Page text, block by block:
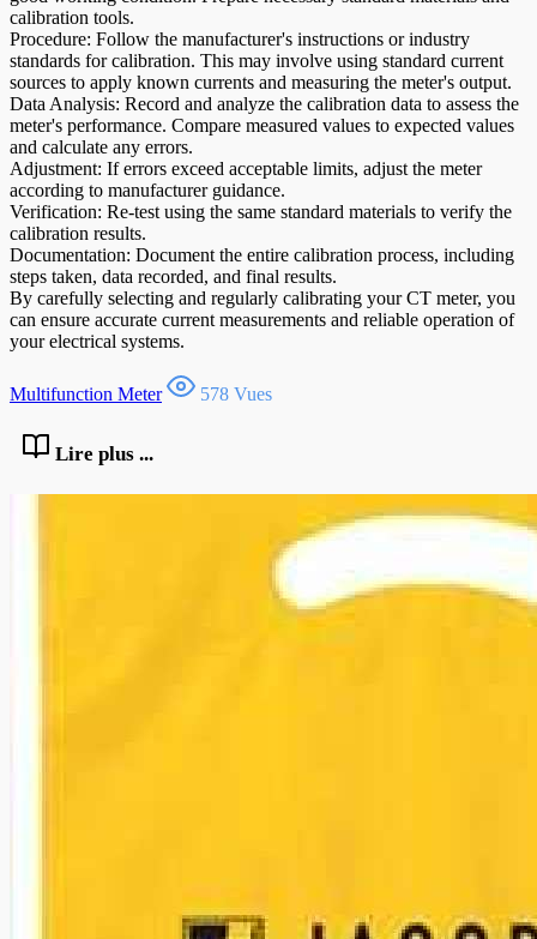
calibration tools.
Procedure: Follow the manufacturer's instructions or industry
standards for calibration. This may involve using standard current
sources to apply known currents and measuring the meter's output.
Data Analysis: Record and analyze the calibration data to assess the
meter's performance. Compare measured values to expected values
and calculate any errors.
Adjustment: If errors exceed acceptable limits, adjust the meter
according to manufacturer guidance.
Verification: Re-test using the same standard materials to verify the
calibration results.
Documentation: Document the entire calibration process, including
steps taken, data recorded, and final results.
By carefully selecting and regularly calibrating your CT meter, you
can ensure accurate current measurements and reliable operation of
your electrical systems.
Multifunction Meter 578 Vues
Lire plus ...